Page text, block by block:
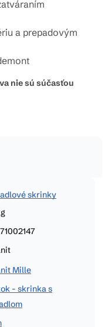
a prepadovým
nie sú súčasťou
skrinky
Mille
- skrinka s